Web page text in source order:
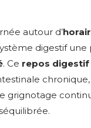
autour d’
digestif une
. Ce repos digestif
grignotage